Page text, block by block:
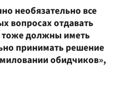
необязательно все
вопросах отдавать
тоже должны иметь
принимать решение
обидчиков»,